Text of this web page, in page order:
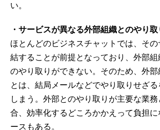
い。
・サービスが異なる外部組織とのやり
ほとんどのビジネスチャットでは、そ
結することが前提となっており、外部組
のやり取りができない。そのため、外
とは、結局メールなどでやり取りせざ
しまう。外部とのやり取りが主要な業
合、効率化するどころかかえって負担
ースもある。